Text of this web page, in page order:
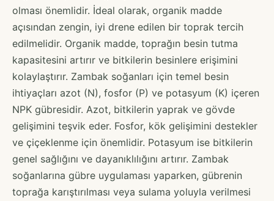
olması önemlidir. İdeal olarak, organik madde
açısından zengin, iyi drene edilen bir toprak tercih
edilmelidir. Organik madde, toprağın besin tutma
kapasitesini artırır ve bitkilerin besinlere erişimini
kolaylaştırır. Zambak soğanları için temel besin
ihtiyaçları azot (N), fosfor (P) ve potasyum (K) içeren
NPK gübresidir. Azot, bitkilerin yaprak ve gövde
gelişimini teşvik eder. Fosfor, kök gelişimini destekler
ve çiçeklenme için önemlidir. Potasyum ise bitkilerin
genel sağlığını ve dayanıklılığını artırır. Zambak
soğanlarına gübre uygulaması yaparken, gübrenin
toprağa karıştırılması veya sulama yoluyla verilmesi